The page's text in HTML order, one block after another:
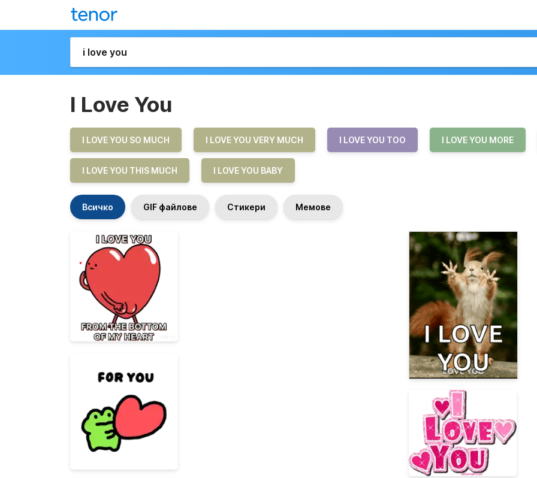
I Love You
I LOVE YOU SO MUCH I LOVE YOU VERY MUCH I LOVE YOU TOO I LOVE YOU MORE
I LOVE YOU THIS MUCH I LOVE YOU BABY
Всичко GIF файлове Стикери Мемове